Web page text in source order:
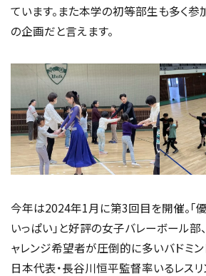
ています。また本学の初等部生も多く参
の企画だと言えます。
今年は2024年1月に第3回目を開催。「
いっぱい」と好評の女子バレーボール部
ャレンジ希望者が圧倒的に多いバドミン
日本代表・長谷川恒平監督率いるレスリ